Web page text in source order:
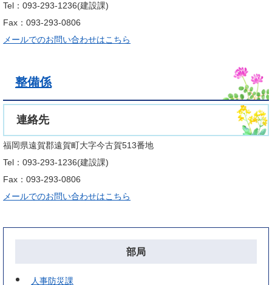
Tel：093-293-1236 建設課
Fax：093-293-0806
メールでのお問い合わせはこちら
整備係
連絡先
福岡県遠賀郡遠賀町大字今古賀513番地
Tel：093-293-1236 建設課
Fax：093-293-0806
メールでのお問い合わせはこちら
部局
人事防災課